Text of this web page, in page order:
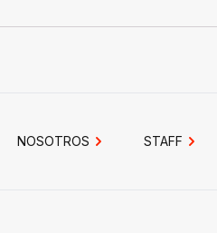
NOSOTROS STAFF